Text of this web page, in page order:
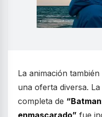
La animación
una oferta diversa.
completa de